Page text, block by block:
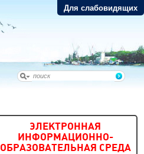
Для слабовидящих
ЭЛЕКТРОННАЯ
ИНФОРМАЦИОННО-
ОБРАЗОВАТЕЛЬНАЯ СРЕДА